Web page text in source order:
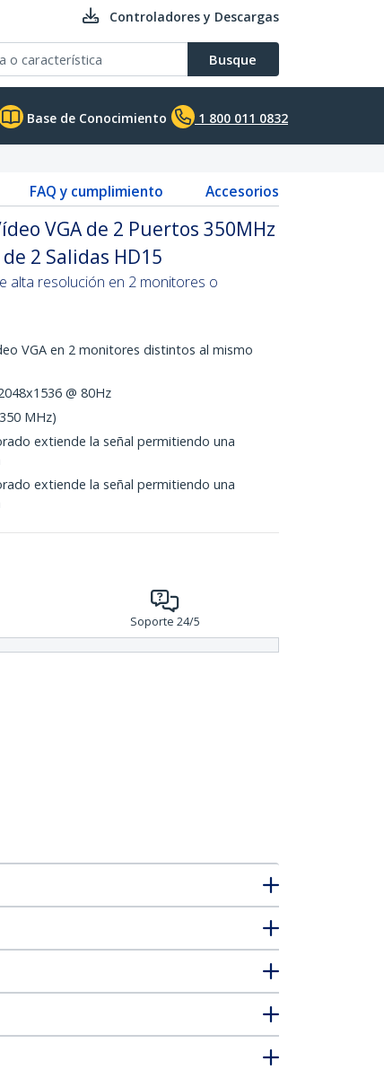
Controladores y Descargas
Busque
Base de Conocimiento 1 800 011 0832
FAQ y cumplimiento Accesorios
VGA de 2 Puertos 350MHz
2 Salidas HD15
alta resolución en 2 monitores o
VGA en 2 monitores distintos al mismo
@ 80Hz
MHz)
extiende la señal permitiendo una
extiende la señal permitiendo una
Soporte 24/5